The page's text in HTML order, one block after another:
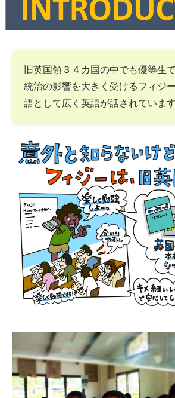
旧英国領３４カ国の中でも優等生
統治の影響を大きく受けるフィジ
語として広く英語が話されています